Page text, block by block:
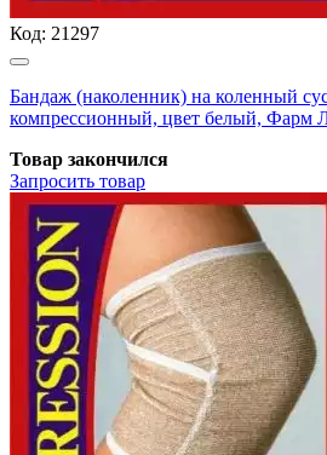
Код: 21297
Бандаж (наколенник) на коленный
компрессионный, цвет белый,
Товар закончился
Запросить товар